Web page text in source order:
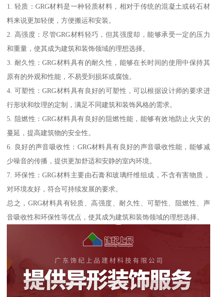
1. 轻质：GRG材料是一种轻质材料，相对于传统的混凝土或砖石材
料来说更加轻便，方便搬运和安装。
2. 高强度：尽管GRG材料轻巧，但其强度却，能够承受一定的压力
和重量，使其成为建筑和装饰领域的理想选择。
3. 耐久性：GRG材料具有的耐久性，能够在长时间的使用中保持其
原有的外观和性能，不易受到损坏或腐蚀。
4. 可塑性：GRG材料具有良好的可塑性，可以根据设计师的要求进
行形状和纹理的定制，满足不同建筑和装饰风格的需求。
5. 阻燃性：GRG材料具有良好的阻燃性能，能够有效地防止火灾的
蔓延，提高建筑物的安全性。
6. 良好的声音吸收性：GRG材料具有良好的声音吸收性能，能够减
少噪音的传播，提供更加舒适和安静的室内环境。
7. 环保性：GRG材料主要由石膏和玻璃纤维组成，不含有害物质，
对环境友好，符合可持续发展的要求。
总之，GRG材料具有轻质、高强度、耐久性、可塑性、阻燃性、声
音吸收性和环保性等优点，使其成为建筑和装饰领域的理想选择。